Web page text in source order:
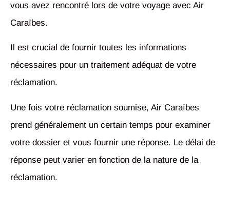
vous avez rencontré lors de votre voyage avec Air
Caraïbes.
Il est crucial de fournir toutes les informations
nécessaires pour un traitement adéquat de votre
réclamation.
Une fois votre réclamation soumise, Air Caraïbes
prend généralement un certain temps pour examiner
votre dossier et vous fournir une réponse. Le délai de
réponse peut varier en fonction de la nature de la
réclamation.